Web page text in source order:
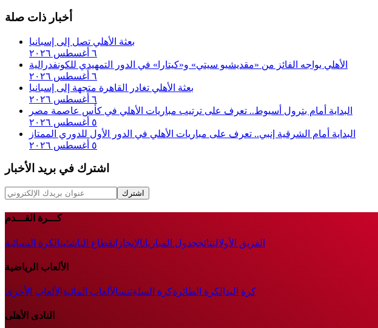
أخبار ذات صلة
بعثة الأهلي تصل إلى إسبانيا
٦ أغسطس ٢٠٢٦
الأهلي يواجه الفائز من «مقديشيو سيتي» و«كيتارا» في الدور التمهيدي للكونفدرالية
٦ أغسطس ٢٠٢٦
بعثة الأهلي تغادر القاهرة متجهة إلى إسبانيا
٦ أغسطس ٢٠٢٦
البداية أمام بترول أسيوط.. تعرف على ترتيب مباريات الأهلي في كأس عاصمة مصر
٥ أغسطس ٢٠٢٦
البداية أمام الشرقية إنبي.. تعرف على مباريات الأهلي في الدور الأول للدوري الممتاز
٥ أغسطس ٢٠٢٦
اشترك في بريد الأخبار
اشترك
كـــرة القـــدم
الفريق الأولالنتائججدول المبارياتالإنجازاتقطاع الناشئينالكرة النسائية
الألعاب الرياضية
كرة اليد الكرة الطائرةكرة السلةتنسالألعاب المائية الألعاب الأخرى
النادى الأهلى